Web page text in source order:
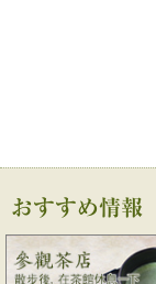
おすすめ情報